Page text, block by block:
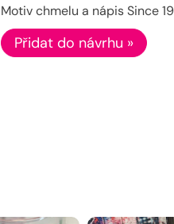
Motiv chmelu a nápis Since
Přidat do návrhu »